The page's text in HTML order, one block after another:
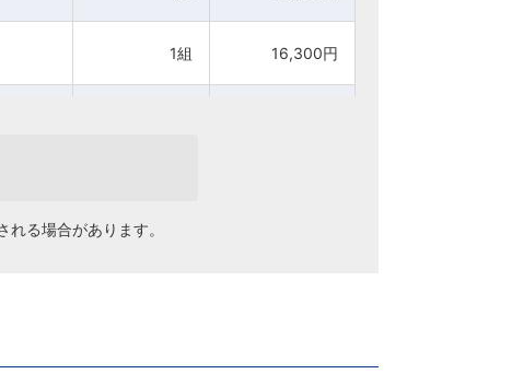
円
1組 16,300円
円
1組 16,300円
る場合があります。